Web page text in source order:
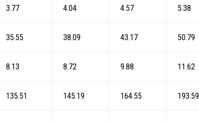
3.77 4.04 4.57 5.38
35.55 38.09 43.17 50.79
8.13 8.72 9.88 11.62
135.51 145.19 164.55 193.59